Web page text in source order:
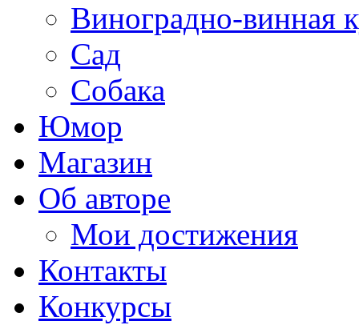
Виноградно-винная
Сад
Собака
Юмор
Магазин
Об авторе
Мои достижения
Контакты
Конкурсы